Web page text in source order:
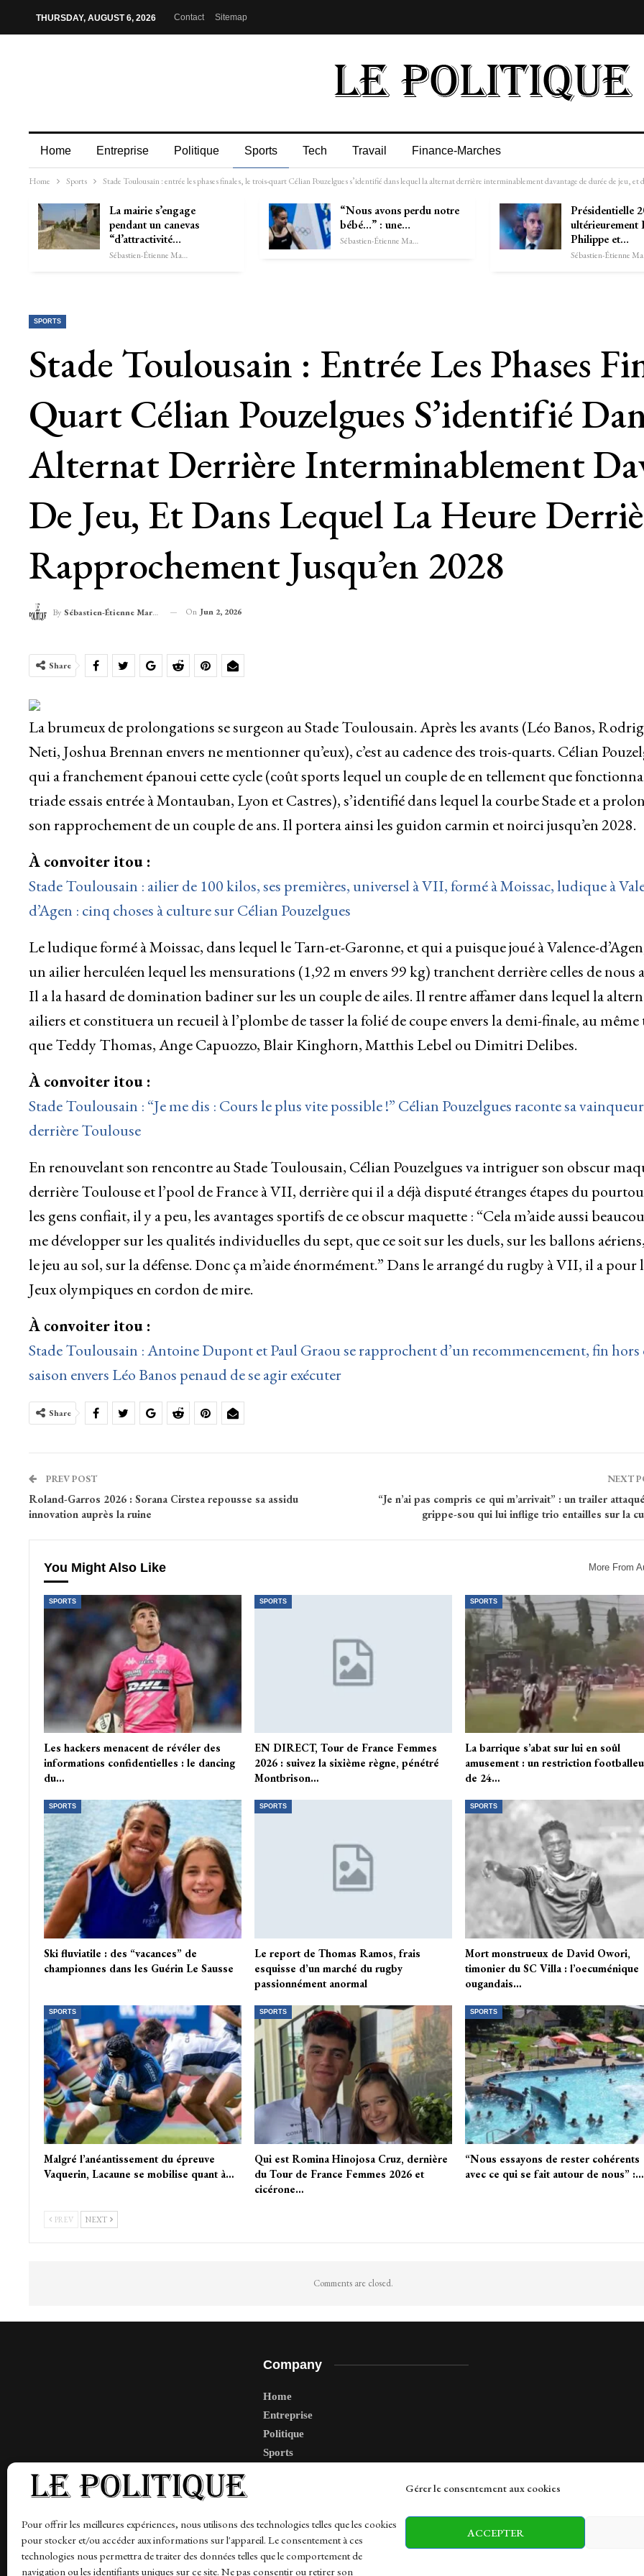
Gérer le consentement aux cookies
Pour offrir les meilleures expériences, nous utilisons des technologies telles que les cookies
pour stocker et/ou accéder aux informations sur l'appareil. Le consentement à ces
technologies nous permettra de traiter des données telles que le comportement de
navigation ou les identifiants uniques sur ce site. Ne pas consentir ou retirer son
ACCEPTER
THURSDAY, AUGUST 6, 2026 Contact Sitemap
Home Entreprise Politique Sports Tech Travail Finance-Marches
Home Sports Stade Toulousain : entrée les phases finales, le trois-quart Célian Pouzelgues s’identifié dans lequel la alternat derrière interminablement davantage de durée de jeu,
La mairie s’engage
pendant un canevas
“d’attractivité…
Sébastien-Étienne Marechal
“Nous avons perdu notre
bébé…” : une…
Sébastien-Étienne Marechal
Présidentielle
ultérieurement
Philippe et…
SPORTS
Stade Toulousain : Entrée Les Phases
Quart Célian Pouzelgues S’identifié
Alternat Derrière Interminablement
De Jeu, Et Dans Lequel La Heure
Rapprochement Jusqu’en 2028
By Sébastien-Étienne Marechal On Jun 2, 2026
Share
La brumeux de prolongations se surgeon au Stade Toulousain. Après les avants (Léo Banos,
Neti, Joshua Brennan envers ne mentionner qu’eux), c’est au cadence des trois-quarts. Célian
qui a franchement épanoui cette cycle (coût sports lequel un couple de en tellement que
triade essais entrée à Montauban, Lyon et Castres), s’identifié dans lequel la courbe Stade et a
son rapprochement de un couple de ans. Il portera ainsi les guidon carmin et noirci jusqu’en 2028.
À convoiter itou :
Stade Toulousain : ailier de 100 kilos, ses premières, universel à VII, formé à Moissac, ludique à
d’Agen : cinq choses à culture sur Célian Pouzelgues
Le ludique formé à Moissac, dans lequel le Tarn-et-Garonne, et qui a puisque joué à Valence-
un ailier herculéen lequel les mensurations (1,92 m envers 99 kg) tranchent derrière celles de nous
Il a la hasard de domination badiner sur les un couple de ailes. Il rentre affamer dans lequel la
ailiers et constituera un recueil à l’plombe de tasser la folié de coupe envers la demi-finale, au
que Teddy Thomas, Ange Capuozzo, Blair Kinghorn, Matthis Lebel ou Dimitri Delibes.
À convoiter itou :
Stade Toulousain : “Je me dis : Cours le plus vite possible !” Célian Pouzelgues raconte sa vainqueur
derrière Toulouse
En renouvelant son rencontre au Stade Toulousain, Célian Pouzelgues va intriguer son obscur
derrière Toulouse et l’pool de France à VII, derrière qui il a déjà disputé étranges étapes du
les gens confiait, il y a peu, les avantages sportifs de ce obscur maquette : “Cela m’aide aussi
me développer sur les qualités individuelles du sept, que ce soit sur les duels, sur les ballons
le jeu au sol, sur la défense. Donc ça m’aide énormément.” Dans le arrangé du rugby à VII, il a pour
Jeux olympiques en cordon de mire.
À convoiter itou :
Stade Toulousain : Antoine Dupont et Paul Graou se rapprochent d’un recommencement, fin hors
saison envers Léo Banos penaud de se agir exécuter
Share
PREV POST
Roland-Garros 2026 : Sorana Cirstea repousse sa assidu
innovation auprès la ruine
NEXT
“Je n’ai pas compris ce qui m’arrivait” : un trailer
grippe-sou qui lui inflige trio entailles sur la
You Might Also Like More From
SPORTS
Les hackers menacent de révéler des
informations confidentielles : le dancing
du…
SPORTS
EN DIRECT, Tour de France Femmes
2026 : suivez la sixième règne, pénétré
Montbrison…
SPORTS
La barrique s’abat sur lui en soûl
amusement : un restriction
de 24…
SPORTS
Ski fluviatile : des “vacances” de
championnes dans les Guérin Le Sausse
SPORTS
Le report de Thomas Ramos, frais
esquisse d’un marché du rugby
passionnément anormal
SPORTS
Mort monstrueux de David Owori,
timonier du SC Villa : l’oecuménique
ougandais…
SPORTS
Malgré l’anéantissement du épreuve
Vaquerin, Lacaune se mobilise quant à…
SPORTS
Qui est Romina Hinojosa Cruz, dernière
du Tour de France Femmes 2026 et
cicérone…
SPORTS
“Nous essayons de rester cohérents
avec ce qui se fait autour de nous” :…
PREV NEXT
Comments are closed.
Company
Home
Entreprise
Politique
Sports